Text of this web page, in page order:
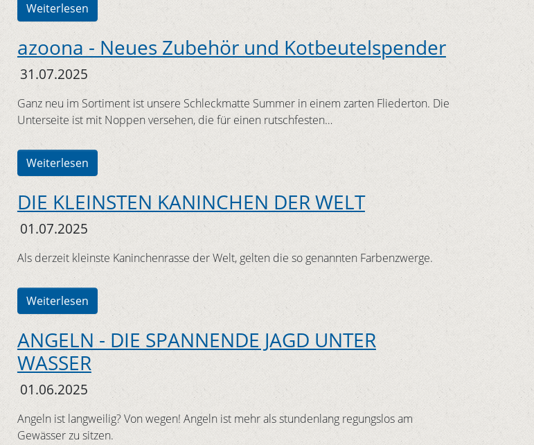
Weiterlesen
azoona - Neues Zubehör und Kotbeutelspender
31.07.2025
Ganz neu im Sortiment ist unsere Schleckmatte Summer in einem zarten Fliederton. Die
Unterseite ist mit Noppen versehen, die für einen rutschfesten…
Weiterlesen
DIE KLEINSTEN KANINCHEN DER WELT
01.07.2025
Als derzeit kleinste Kaninchenrasse der Welt, gelten die so genannten Farbenzwerge.
Weiterlesen
ANGELN - DIE SPANNENDE JAGD UNTER
WASSER
01.06.2025
Angeln ist langweilig? Von wegen! Angeln ist mehr als stundenlang regungslos am
Gewässer zu sitzen.